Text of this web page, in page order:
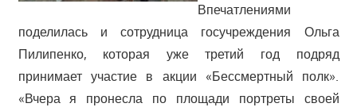
Впечатлениями
поделилась и сотрудница госучреждения Ольга
Пилипенко, которая уже третий год подряд
принимает участие в акции «Бессмертный полк».
«Вчера я пронесла по площади портреты своей